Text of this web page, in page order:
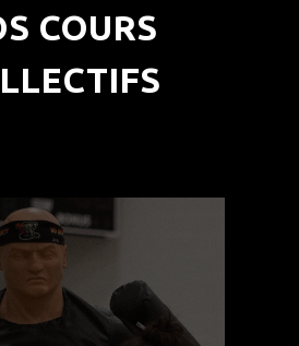
COURS
Défense